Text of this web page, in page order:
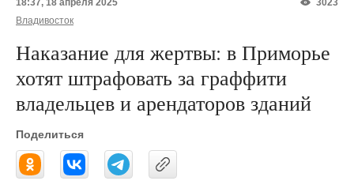
3023
18:37, 18 апреля 2025
Владивосток
Наказание для жертвы: в Приморье
хотят штрафовать за граффити
владельцев и арендаторов зданий
Поделиться